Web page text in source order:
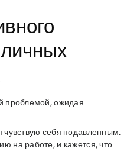
проблемой, ожидая
чувствую себя подавленным.
на работе, и кажется, что